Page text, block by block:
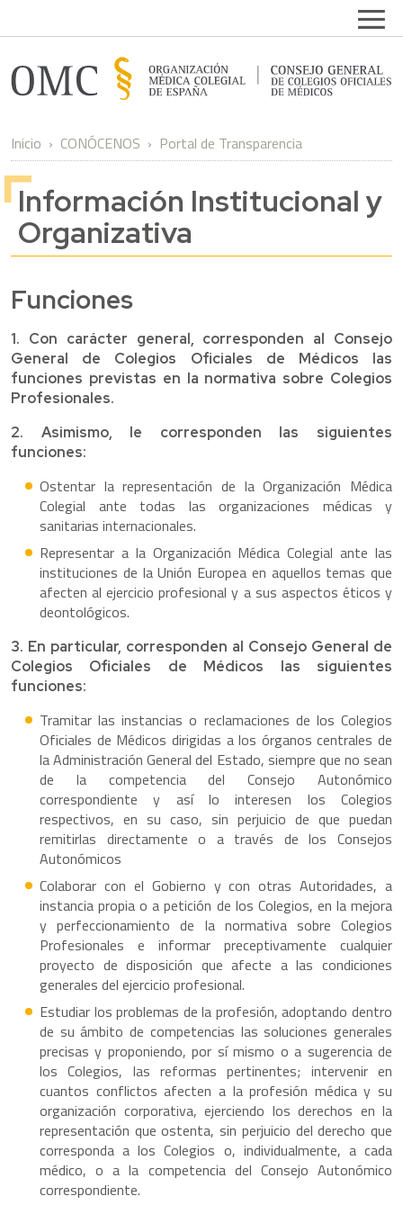
Inicio CONÓCENOS Portal de Transparencia
Información Institucional y
Organizativa
Funciones
1. Con carácter general, corresponden al Consejo
General de Colegios Oficiales de Médicos las
funciones previstas en la normativa sobre Colegios
Profesionales.
2. Asimismo, le corresponden las siguientes
funciones:
Ostentar la representación de la Organización Médica
Colegial ante todas las organizaciones médicas y
sanitarias internacionales.
Representar a la Organización Médica Colegial ante las
instituciones de la Unión Europea en aquellos temas que
afecten al ejercicio profesional y a sus aspectos éticos y
deontológicos.
3. En particular, corresponden al Consejo General de
Colegios Oficiales de Médicos las siguientes
funciones:
Tramitar las instancias o reclamaciones de los Colegios
Oficiales de Médicos dirigidas a los órganos centrales de
la Administración General del Estado, siempre que no sean
de la competencia del Consejo Autonómico
correspondiente y así lo interesen los Colegios
respectivos, en su caso, sin perjuicio de que puedan
remitirlas directamente o a través de los Consejos
Autonómicos
Colaborar con el Gobierno y con otras Autoridades, a
instancia propia o a petición de los Colegios, en la mejora
y perfeccionamiento de la normativa sobre Colegios
Profesionales e informar preceptivamente cualquier
proyecto de disposición que afecte a las condiciones
generales del ejercicio profesional.
Estudiar los problemas de la profesión, adoptando dentro
de su ámbito de competencias las soluciones generales
precisas y proponiendo, por sí mismo o a sugerencia de
los Colegios, las reformas pertinentes; intervenir en
cuantos conflictos afecten a la profesión médica y su
organización corporativa, ejerciendo los derechos en la
representación que ostenta, sin perjuicio del derecho que
corresponda a los Colegios o, individualmente, a cada
médico, o a la competencia del Consejo Autonómico
correspondiente.